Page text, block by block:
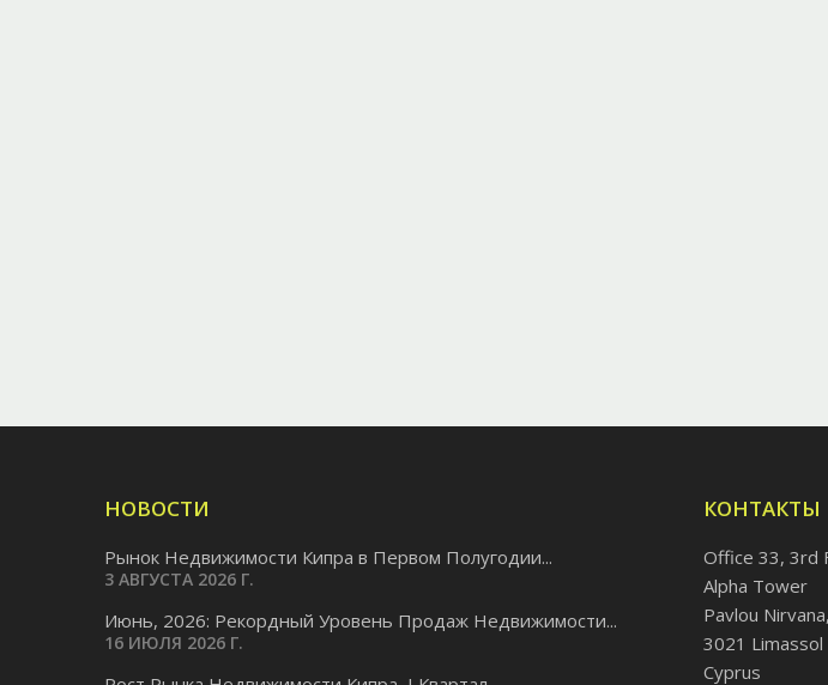
НОВОСТИ
Рынок Недвижимости Кипра в Первом Полугодии...
3 АВГУСТА 2026 Г.
Июнь, 2026: Рекордный Уровень Продаж Недвижимости...
16 ИЮЛЯ 2026 Г.
КОНТАКТЫ
Office 33, 3rd
Alpha Tower
Pavlou
3021 Limassol
Cyprus